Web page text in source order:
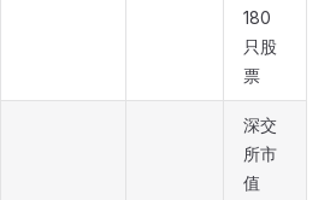
180
只股
票
深交
所市
值